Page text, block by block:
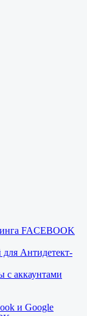
FACEBOOK
Антидетект-
с аккаунтами
и Google